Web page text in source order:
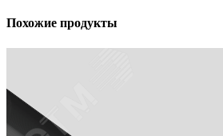
Похожие продукты